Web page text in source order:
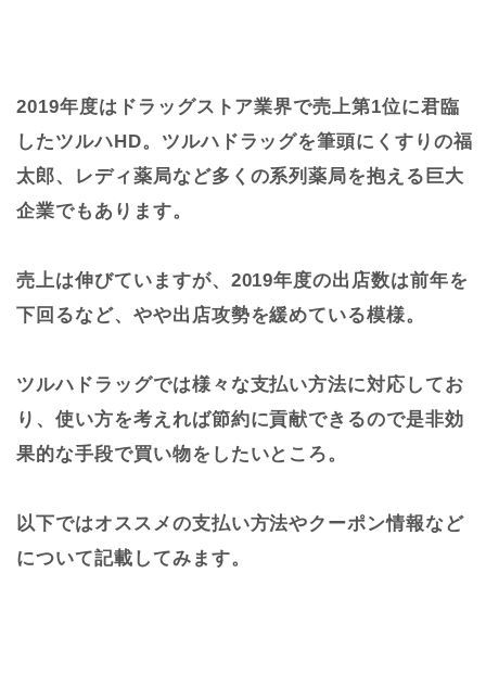
2019年度はドラッグストア業界で売上第1位に君臨
したツルハHD。ツルハドラッグを筆頭にくすりの福
太郎、レディ薬局など多くの系列薬局を抱える巨大
企業でもあります。
売上は伸びていますが、2019年度の出店数は前年を
下回るなど、やや出店攻勢を緩めている模様。
ツルハドラッグでは様々な支払い方法に対応してお
り、使い方を考えれば節約に貢献できるので是非効
果的な手段で買い物をしたいところ。
以下ではオススメの支払い方法やクーポン情報など
について記載してみます。